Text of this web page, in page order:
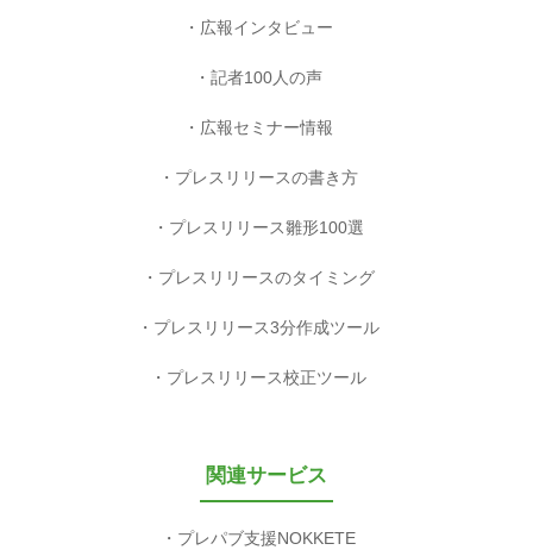
広報インタビュー
記者100人の声
広報セミナー情報
プレスリリースの書き方
プレスリリース雛形100選
プレスリリースのタイミング
プレスリリース3分作成ツール
プレスリリース校正ツール
関連サービス
プレパブ支援NOKKETE